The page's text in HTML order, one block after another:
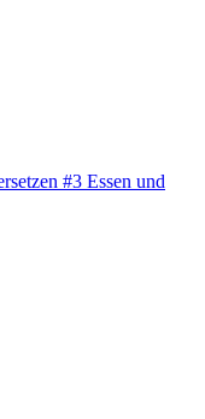
#3 Essen und